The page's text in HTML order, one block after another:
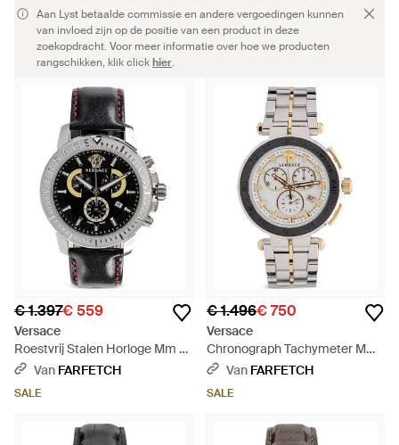
Aan Lyst betaalde commissie en andere vergoedingen kunnen
van invloed zijn op de positie van een product in deze
zoekopdracht. Voor meer informatie over hoe we producten
rangschikken, klik clickhier.
€ 1.397€ 559
Versace
Roestvrij Stalen Horloge Mm -
Zwart
Van FARFETCH
SALE
€ 1.496€ 750
Versace
Chronograph Tachymeter Mm
Horloge - Metallic
Van FARFETCH
SALE